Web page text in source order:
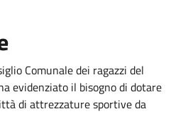
Comunale dei ragazzi del
evidenziato il bisogno di dotare
di attrezzature sportive da